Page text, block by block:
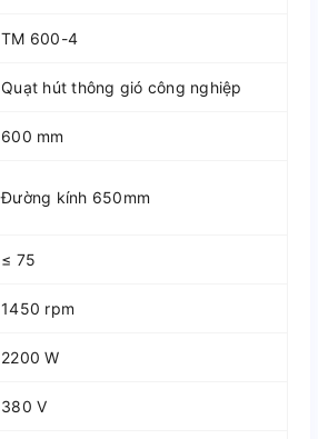
TM 600-4
Quạt hút thông gió công nghiệp
600 mm
Đường kính 650mm
≤ 75
1450 rpm
2200 W
380 V